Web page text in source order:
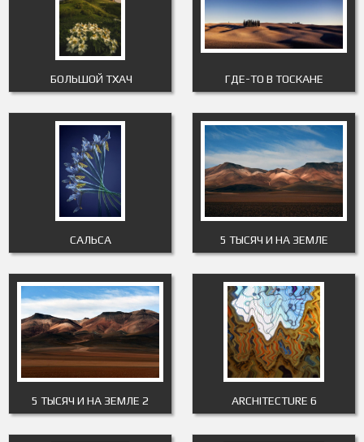
БОЛЬШОЙ ТХАЧ ГДЕ-ТО В ТОСКАНЕ
САЛЬСА 5 ТЫСЯЧ И НА ЗЕМЛЕ
5 ТЫСЯЧ И НА ЗЕМЛЕ 2 ARCHITECTURE 6